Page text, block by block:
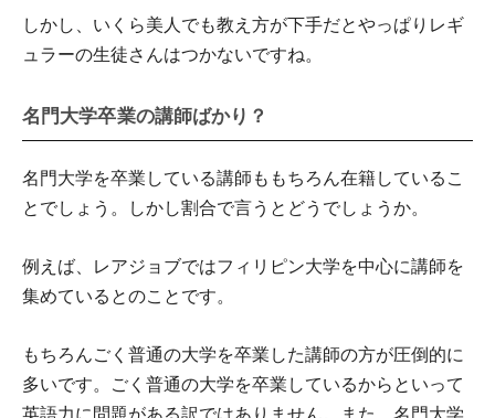
しかし、いくら美人でも教え方が下手だとやっぱりレギ
ュラーの生徒さんはつかないですね。
名門大学卒業の講師ばかり？
名門大学を卒業している講師ももちろん在籍しているこ
とでしょう。しかし割合で言うとどうでしょうか。
例えば、レアジョブではフィリピン大学を中心に講師を
集めているとのことです。
もちろんごく普通の大学を卒業した講師の方が圧倒的に
多いです。ごく普通の大学を卒業しているからといって
英語力に問題がある訳ではありません。また、名門大学